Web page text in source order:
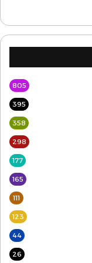
805
395
358
298
177
165
111
123
44
26